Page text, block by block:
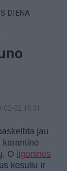
DIENA
02-02 15:31
jau
karantino
O ligoninės
kosuliu ir